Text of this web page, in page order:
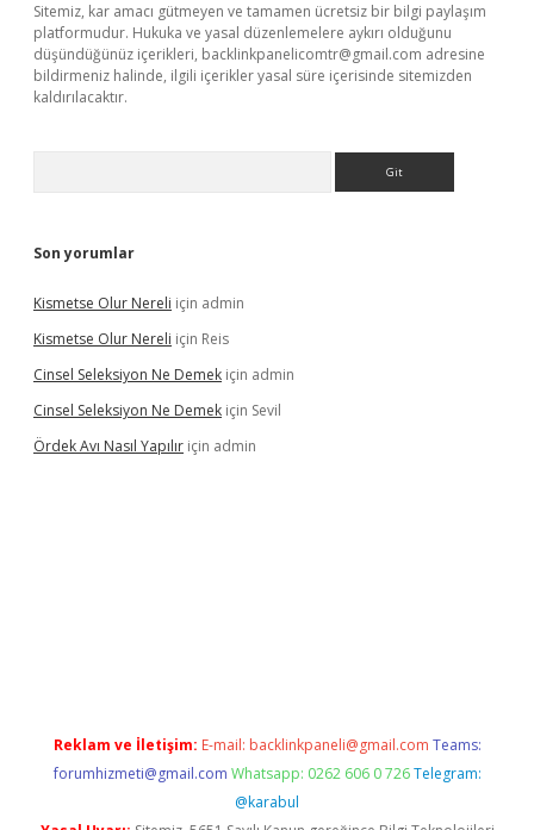
Sitemiz, kar amacı gütmeyen ve tamamen ücretsiz bir bilgi paylaşım
platformudur. Hukuka ve yasal düzenlemelere aykırı olduğunu
düşündüğünüz içerikleri, backlinkpanelicomtr@gmail.com adresine
bildirmeniz halinde, ilgili içerikler yasal süre içerisinde sitemizden
kaldırılacaktır.
Son yorumlar
Kismetse Olur Nereli için admin
Kismetse Olur Nereli için Reis
Cinsel Seleksiyon Ne Demek için admin
Cinsel Seleksiyon Ne Demek için Sevil
Ördek Avı Nasıl Yapılır için admin
Reklam ve İletişim: E-mail: backlinkpaneli@gmail.com Teams:
forumhizmeti@gmail.com Whatsapp: 0262 606 0 726 Telegram:
@karabul